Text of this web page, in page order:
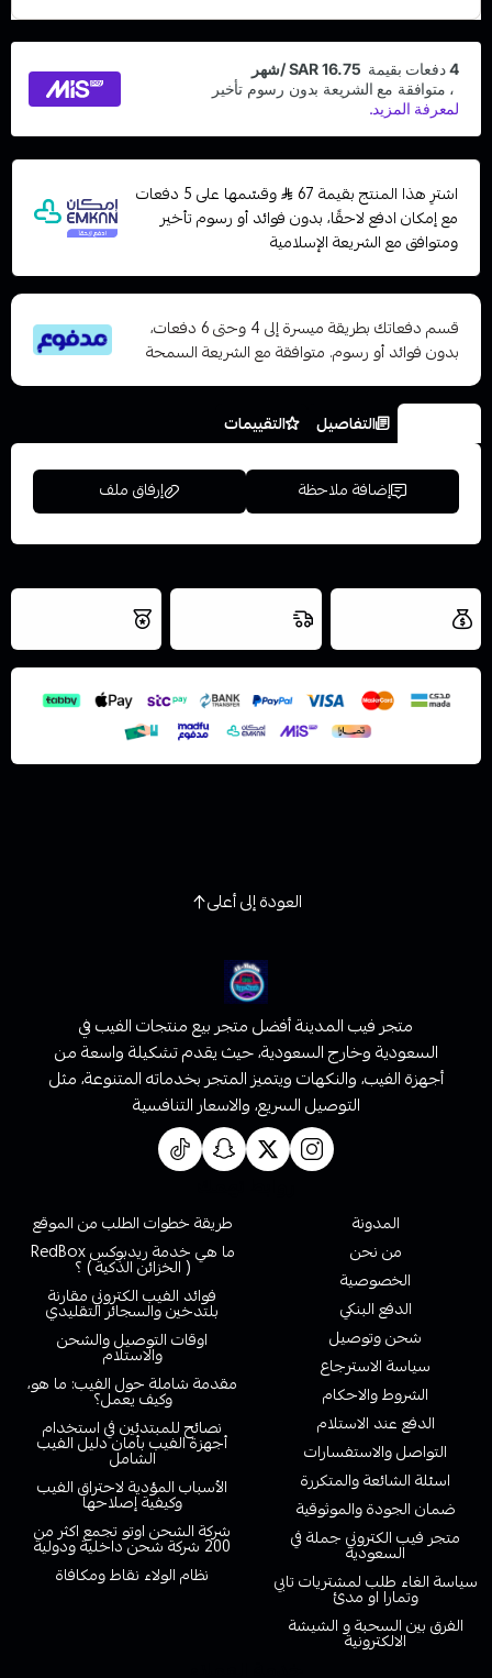
اشترِ هذا المنتج بقيمة 67
وقسّمها على 5 دفعات
مع إمكان ادفع لاحقًا، بدون فوائد أو رسوم تأخير
ومتوافق مع الشريعة الإسلامية
قسم دفعاتك بطريقة ميسرة إلى 4 وحتى 6 دفعات،
بدون فوائد أو رسوم. متوافقة مع الشريعة السمحة
التفاصيل التقييمات
إضافة ملاحظة إرفاق ملف
اسحب و افلت الملف هنا
نتميز بلجودة
العودة إلى أعلى
متجر فيب المدينة أفضل متجر بيع منتجات الفيب في
السعودية وخارج السعودية، حيث يقدم تشكيلة واسعة من
أجهزة الفيب، والنكهات ويتميز المتجر بخدماته المتنوعة، مثل
التوصيل السريع، والاسعار التنافسية
المدونة
من نحن
الخصوصية
الدفع البنكي
شحن وتوصيل
سياسة الاسترجاع
الشروط والاحكام
الدفع عند الاستلام
التواصل والاستفسارات
اسئلة الشائعة والمتكررة
ضمان الجودة والموثوقية
متجر فيب الكتروني جملة في
السعودية
سياسة الغاء طلب لمشتريات تابي
وتمارا او مدئ
الفرق بين السحبة و الشيشة
الالكترونية
طريقة خطوات الطلب من الموقع
ما هي خدمة ريدبوكس RedBox
( الخزائن الذكية ) ؟
فوائد الفيب الكتروني مقارنة
بلتدخين والسجائر التقليدي
اوقات التوصيل والشحن
والاستلام
مقدمة شاملة حول الفيب: ما هو،
وكيف يعمل؟
نصائح للمبتدئين في استخدام
أجهزة الفيب بأمان دليل الفيب
الشامل
الأسباب المؤدية لاحتراق الفيب
وكيفية إصلاحها
شركة الشحن اوتو تجمع اكثر من
200 شركة شحن داخلية ودولية
نظام الولاء نقاط ومكافاة